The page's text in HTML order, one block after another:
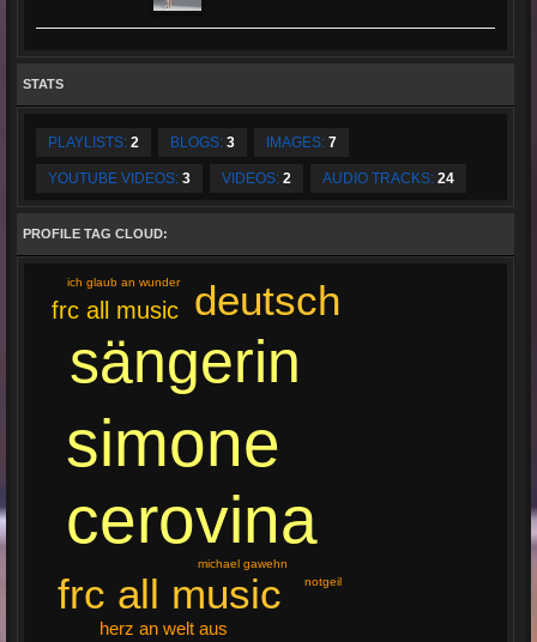
STATS
PLAYLISTS: 2 BLOGS: 3 IMAGES: 7
YOUTUBE VIDEOS: 3 VIDEOS: 2 AUDIO TRACKS: 24
PROFILE TAG CLOUD:
simone
cerovina
sängerin
frc all music
deutsch
frc all music
herz an welt aus
ich glaub an wunder
notgeil
michael gawehn